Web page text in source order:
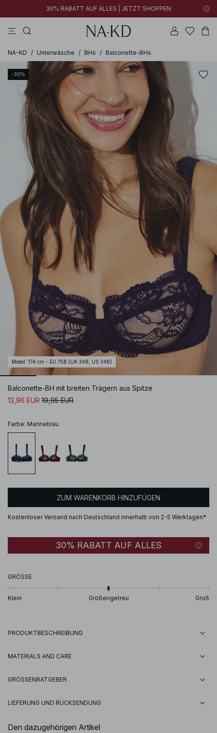
30% RABATT AUF ALLES | JETZT SHOPPEN
NA-KD / Unterwäsche / BHs / Balconette-BHs
-30%
Model : 174 cm - EU 75B (UK 34B, US 34B)
Balconette-BH mit breiten Trägern aus Spitze
13,96 EUR 19,95 EUR
Farbe: Marineblau
ZUM WARENKORB HINZUFÜGEN
Kostenloser Versand nach Deutschland innerhalb von 2-5 Werktagen*
30% RABATT AUF ALLES
GRÖSSE
Klein Größengetreu Groß
PRODUKTBESCHREIBUNG
MATERIALS AND CARE
GRÖSSENRATGEBER
LIEFERUNG UND RÜCKSENDUNG
Den dazugehörigen Artikel